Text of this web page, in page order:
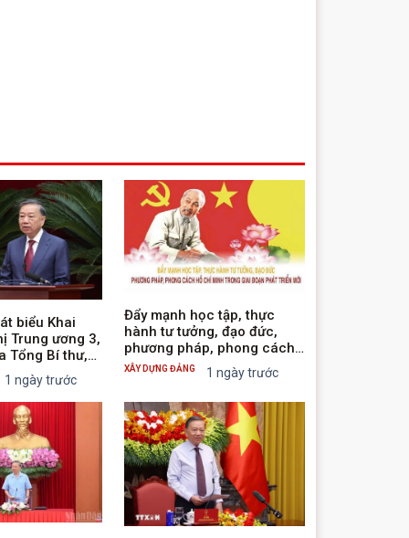
biểu Khai
Trung ương 3,
Tổng Bí thư,
Tô Lâm
1 ngày trước
Đẩy mạnh học tập, thực
hành tư tưởng, đạo đức,
phương pháp, phong cách
Hồ Chí Minh trong giai đoạn
phát triển mới
XÂY DỰNG ĐẢNG 1 ngày trước